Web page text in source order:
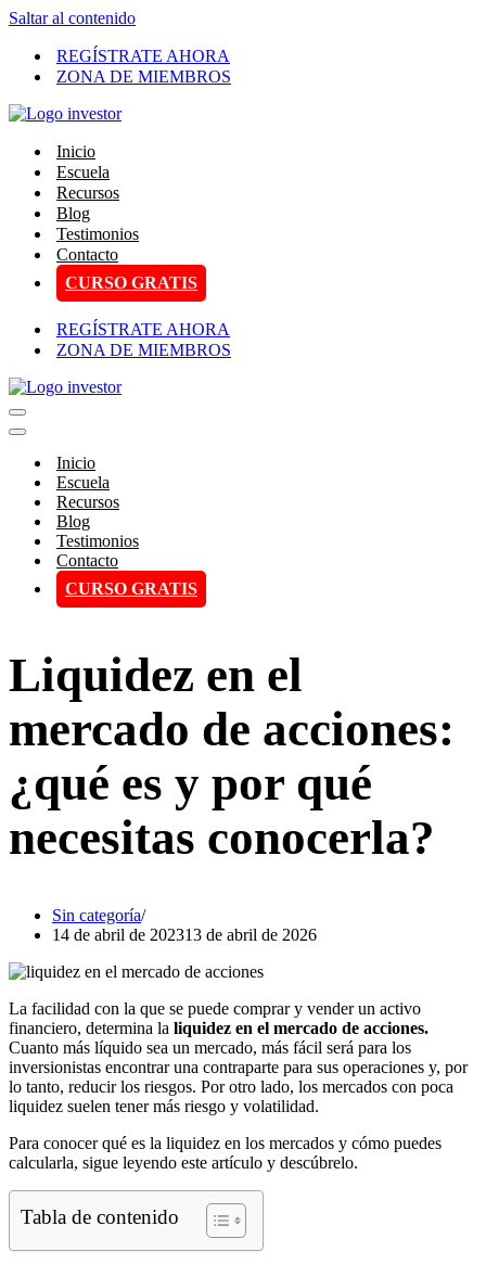
Saltar al contenido
REGÍSTRATE AHORA
ZONA DE MIEMBROS
Inicio
Escuela
Recursos
Blog
Testimonios
Contacto
CURSO GRATIS
REGÍSTRATE AHORA
ZONA DE MIEMBROS
Menú
de
Menú
navegación
Inicio
Escuela
Recursos
Blog
Testimonios
Contacto
CURSO GRATIS
Liquidez en el
mercado de acciones:
¿qué es y por qué
necesitas conocerla?
Sin categoría
14 de abril de 202313 de abril de 2026
La facilidad con la que se puede comprar y vender un activo
financiero, determina la liquidez en el mercado de acciones.
Cuanto más líquido sea un mercado, más fácil será para los
inversionistas encontrar una contraparte para sus operaciones y, por
lo tanto, reducir los riesgos. Por otro lado, los mercados con poca
liquidez suelen tener más riesgo y volatilidad.
Para conocer qué es la liquidez en los mercados y cómo puedes
calcularla, sigue leyendo este artículo y descúbrelo.
Tabla de contenido